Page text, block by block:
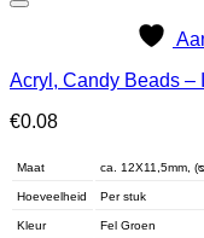
Acryl, Candy Beads –
€0.08
Maat ca. 12X11,5mm,
Hoeveelheid Per stuk
Kleur Fel Groen